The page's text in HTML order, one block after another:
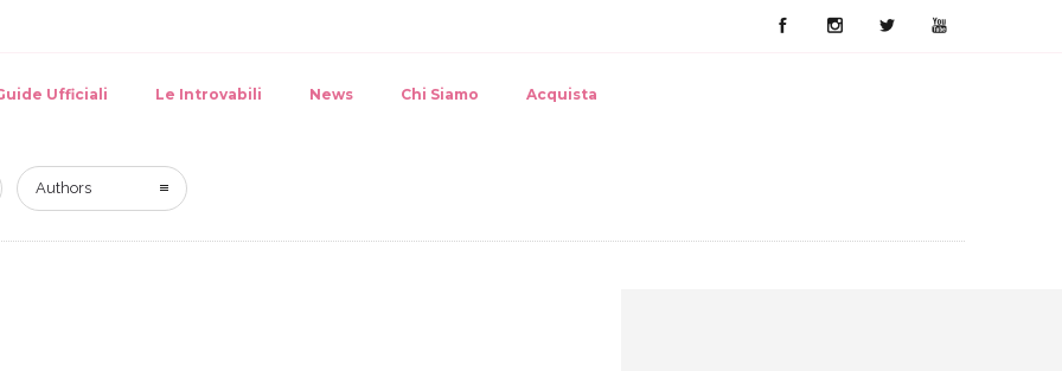
Ufficiali Le Introvabili News Chi Siamo Acquista
Authors